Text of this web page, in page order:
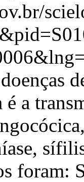
a
foram: